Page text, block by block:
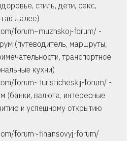
стиль, дети, секс,
далее)
forum~muzhskoj-forum/ -
(путеводитель, маршруты,
транспортное
кухни)
forum~turisticheskij-forum/ -
(банки, валюта, интересные
и успешному открытию
forum~finansovyj-forum/